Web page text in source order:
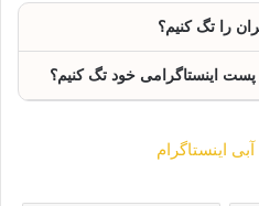
را تگ کنیم؟
پست اینستاگرامی خود تگ کنیم؟